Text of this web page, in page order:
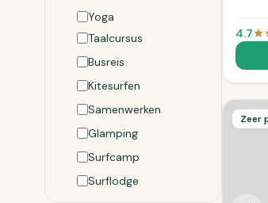
Yoga
Taalcursus
Busreis
Kitesurfen
Samenwerken
Glamping
Surfcamp
Surflodge
4.7
Zeer